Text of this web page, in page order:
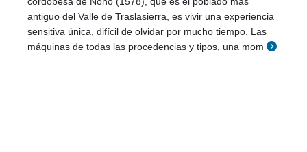
antiguo del Valle de Traslasierra, es vivir una experiencia
sensitiva única, difícil de olvidar por mucho tiempo. Las
máquinas de todas las procedencias y tipos, una mom